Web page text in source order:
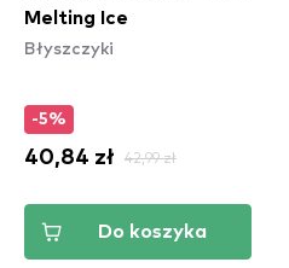
Melting Ice
Błyszczyki
-5%
40,84 zł 42,99 zł
Do koszyka